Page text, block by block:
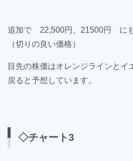
追加で 22,500円、21500円 にも
（切りの良い価格）
目先の株価はオレンジラインとイ
戻ると予想しています。
◇チャート3